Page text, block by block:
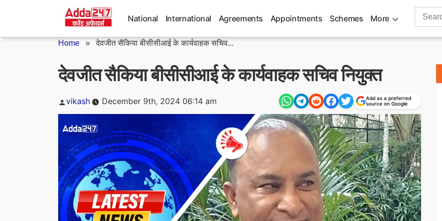
National International Agreements Appointments Schemes More
Search
Home »देवजीत सैकिया बीसीसीआई के कार्यवाहक सचिव...
देवजीत सैकिया बीसीसीआई के कार्यवाहक सचिव नियुक्त
Posted
vikash December 9th, 2024 06:14 am
Add as a preferred
source on Google